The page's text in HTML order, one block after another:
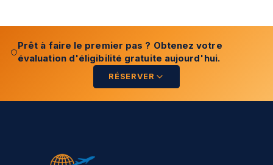
Prêt à faire le premier pas ? Obtenez votre
évaluation d'éligibilité gratuite aujourd'hui.
RÉSERVER